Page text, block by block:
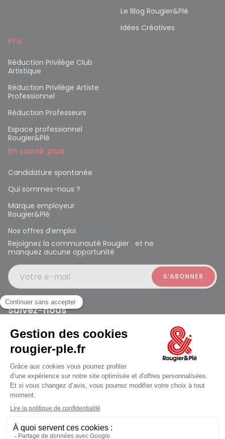
Le Blog Rougier&Plé
Idées Créatives
Pro
Réduction Privilège Club
Artistique
Réduction Privilège Artiste
Professionnel
Réduction Professeurs
Espace professionnel
Rougier&Plé
En savoir plus
Candidature spontanée
Qui sommes-nous ?
Marque employeur
Rougier&Plé
Nos offres d’emploi
Rejoignez la communauté Rougier et ne
manquez aucune opportunité
Votre e-mail
Suivez-nous
Rougier et Plé 2024 Copyright
Mentions légales
Conditions générales des ventes